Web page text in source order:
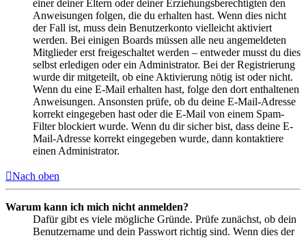
einer deiner Eltern oder deiner Erziehungsberechtigten den
Anweisungen folgen, die du erhalten hast. Wenn dies nicht
der Fall ist, muss dein Benutzerkonto vielleicht aktiviert
werden. Bei einigen Boards müssen alle neu angemeldeten
Mitglieder erst freigeschaltet werden – entweder musst du dies
selbst erledigen oder ein Administrator. Bei der Registrierung
wurde dir mitgeteilt, ob eine Aktivierung nötig ist oder nicht.
Wenn du eine E-Mail erhalten hast, folge den dort enthaltenen
Anweisungen. Ansonsten prüfe, ob du deine E-Mail-Adresse
korrekt eingegeben hast oder die E-Mail von einem Spam-
Filter blockiert wurde. Wenn du dir sicher bist, dass deine E-
Mail-Adresse korrekt eingegeben wurde, dann kontaktiere
einen Administrator.
Nach oben
Warum kann ich mich nicht anmelden?
Dafür gibt es viele mögliche Gründe. Prüfe zunächst, ob dein
Benutzername und dein Passwort richtig sind. Wenn dies der